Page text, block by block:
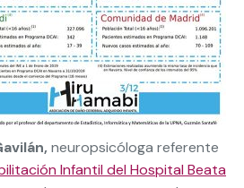
neuropsicóloga referente
Infantil del Hospital Beata